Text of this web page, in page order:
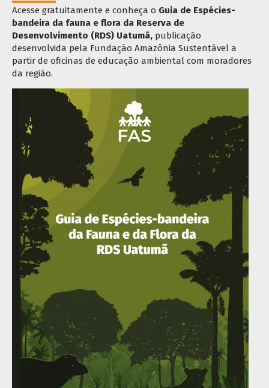
Acesse gratuitamente e conheça o Guia de Espécies-
bandeira da fauna e flora da Reserva de
Desenvolvimento (RDS) Uatumã, publicação
desenvolvida pela Fundação Amazônia Sustentável a
partir de oficinas de educação ambiental com moradores
da região.